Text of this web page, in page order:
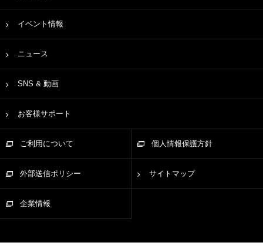
イベント情報
ニュース
SNS & 動画
お客様サポート
ご利用について 個人情報保護方針
外部送信ポリシー サイトマップ
企業情報